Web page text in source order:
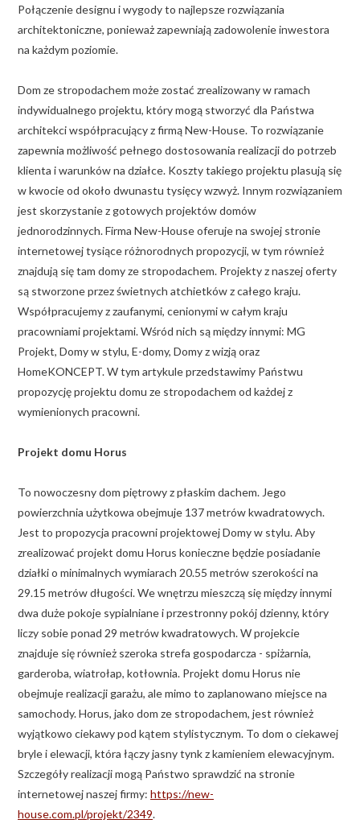
Połączenie designu i wygody to najlepsze rozwiązania
architektoniczne, ponieważ zapewniają zadowolenie inwestora
na każdym poziomie.
Dom ze stropodachem może zostać zrealizowany w ramach
indywidualnego projektu, który mogą stworzyć dla Państwa
architekci współpracujący z firmą New-House. To rozwiązanie
zapewnia możliwość pełnego dostosowania realizacji do potrzeb
klienta i warunków na działce. Koszty takiego projektu plasują się
w kwocie od około dwunastu tysięcy wzwyż. Innym rozwiązaniem
jest skorzystanie z gotowych projektów domów
jednorodzinnych. Firma New-House oferuje na swojej stronie
internetowej tysiące różnorodnych propozycji, w tym również
znajdują się tam domy ze stropodachem. Projekty z naszej oferty
są stworzone przez świetnych atchietków z całego kraju.
Współpracujemy z zaufanymi, cenionymi w całym kraju
pracowniami projektami. Wśród nich są między innymi: MG
Projekt, Domy w stylu, E-domy, Domy z wizją oraz
HomeKONCEPT. W tym artykule przedstawimy Państwu
propozycję projektu domu ze stropodachem od każdej z
wymienionych pracowni.
Projekt domu Horus
To nowoczesny dom piętrowy z płaskim dachem. Jego
powierzchnia użytkowa obejmuje 137 metrów kwadratowych.
Jest to propozycja pracowni projektowej Domy w stylu. Aby
zrealizować projekt domu Horus konieczne będzie posiadanie
działki o minimalnych wymiarach 20.55 metrów szerokości na
29.15 metrów długości. We wnętrzu mieszczą się między innymi
dwa duże pokoje sypialniane i przestronny pokój dzienny, który
liczy sobie ponad 29 metrów kwadratowych. W projekcie
znajduje się również szeroka strefa gospodarcza - spiżarnia,
garderoba, wiatrołap, kotłownia. Projekt domu Horus nie
obejmuje realizacji garażu, ale mimo to zaplanowano miejsce na
samochody. Horus, jako dom ze stropodachem, jest również
wyjątkowo ciekawy pod kątem stylistycznym. To dom o ciekawej
bryle i elewacji, która łączy jasny tynk z kamieniem elewacyjnym.
Szczegóły realizacji mogą Państwo sprawdzić na stronie
internetowej naszej firmy: https://new-
house.com.pl/projekt/2349.